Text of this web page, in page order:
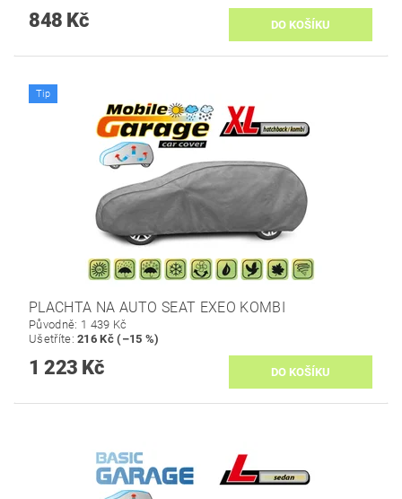
848 Kč
Tip
PLACHTA NA AUTO SEAT EXEO KOMBI
Původně: 1 439 Kč
Ušetříte:216 Kč (–15 %)
1 223 Kč